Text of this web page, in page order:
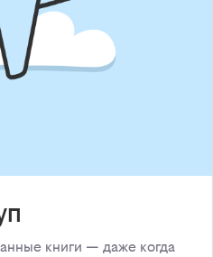
книги — даже когда